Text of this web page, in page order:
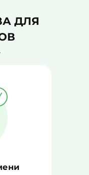
ДЛЯ